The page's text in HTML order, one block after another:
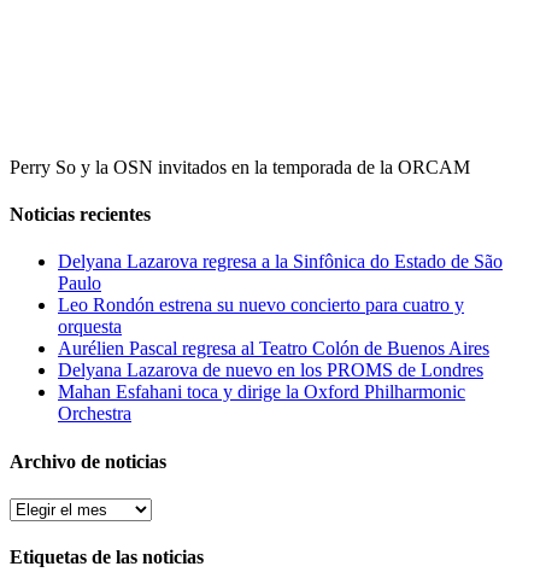
Perry So y la OSN invitados en la temporada de la ORCAM
Noticias recientes
Delyana Lazarova regresa a la Sinfônica do Estado de São
Paulo
Leo Rondón estrena su nuevo concierto para cuatro y
orquesta
Aurélien Pascal regresa al Teatro Colón de Buenos Aires
Delyana Lazarova de nuevo en los PROMS de Londres
Mahan Esfahani toca y dirige la Oxford Philharmonic
Orchestra
Archivo de noticias
Archivo
noticias
Etiquetas de las noticias